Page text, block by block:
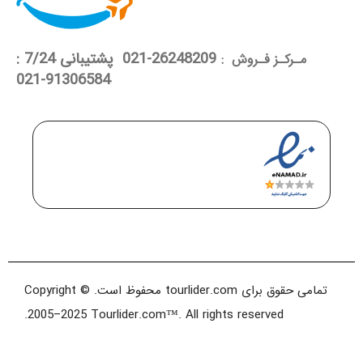
مـرکـز فـروش :
26248209-021 پشتیبانی 7/24 :
91306584-021
تمامی حقوق برای tourlider.com محفوظ است. Copyright ©
2005–2025 Tourlider.com™. All rights reserved.